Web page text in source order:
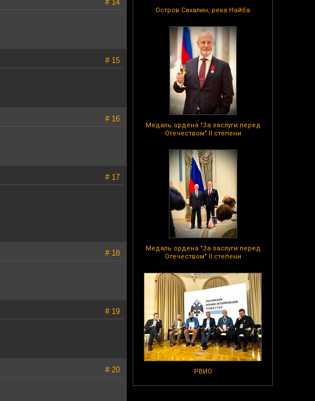
Остров Сахалин, река Найба
Медаль ордена "За заслуги перед
Отечеством" II степени
Медаль ордена "За заслуги перед
Отечеством" II степени
РВИО
# 14
# 15
# 16
# 17
# 18
# 19
# 20